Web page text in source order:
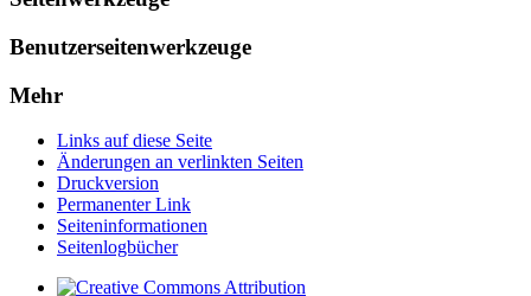
Benutzerseitenwerkzeuge
Mehr
Links auf diese Seite
Änderungen an verlinkten Seiten
Druckversion
Permanenter Link
Seiten­­informationen
Seitenlogbücher